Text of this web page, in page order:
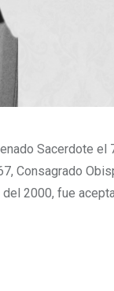
Sacerdote el
Consagrado
2000, fue